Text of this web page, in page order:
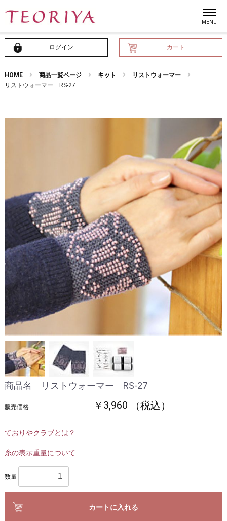
ログイン カート
HOME 商品一覧ページ キット
リストウォーマー
リストウォーマー RS-27
商品名 リストウォーマー RS-27
販売価格 ￥3,960 （税込）
ておりやクラブとは？
糸の表示重量について
数量
カートに入れる